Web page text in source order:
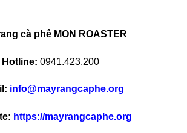
cà phê MON ROASTER
Hotline: 0941.423.200
info@mayrangcaphe.org
https://mayrangcaphe.org